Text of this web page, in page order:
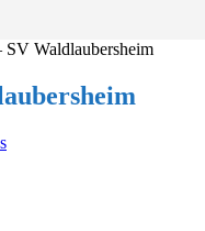
SV Waldlaubersheim